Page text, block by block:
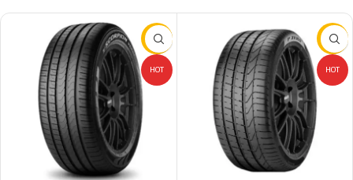
-37%
HOT
-29%
HOT